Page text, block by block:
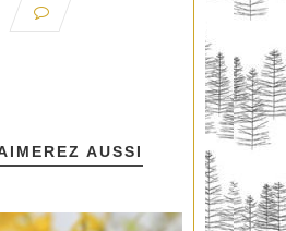
AUSSI